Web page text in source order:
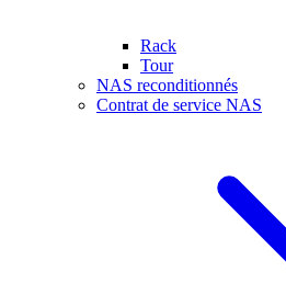
Rack
Tour
NAS reconditionnés
Contrat de service NAS